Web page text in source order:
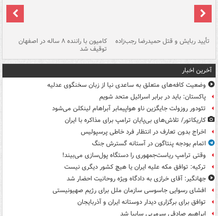
تأیید ربایش و قتل حمیدرضا رجب‌زاده کامیون با راننده ۸ ساله در اصفهان
توقیف شد
آخرین اخبار
وضعیت کافه‌های متعلق به ساعدی نیا از زبان سخنگوی عدلیه
پاکستان: باید در برابر اسرائیل متحد شویم
تئودور روزولت جایگزین ناو هواپیمابر آبراهام لینکلن می‌شود
کاریکاتور/ تلاش‌های بی‌پایان ترامپ برای مذاکره با ایران
اخراج بدون تعارف در انتظار فرد خاطی پرسپولیس
اتمام بودجه پنتاگون در آستانه گسترش جنگ
وقتی ترامپ ریاست‌جمهوری را دستگاه پول‌سازی می‌بیند!
ترکیه: توافق مکه علیه ایران یا هیچ کشور دیگری نیست
جهانگیر: آقای خرازی به دادگاه ویژه روحانیت احضار شد
افشای رسوایی جاسوسی سازمان ملل برای رژیم صهیونیستی
توافق برای برگزاری دیدار دوستانه ایران و آذربایجان
ابراهیم صادقی سرمربی سایپا شد